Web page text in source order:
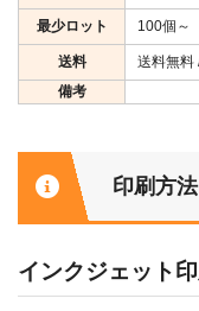
最少ロット 100個～
送料
送料無料
備考
印刷方
インクジェット